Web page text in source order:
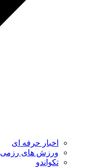
اخبار حرفه ای
ورزش های رزمی
تکواندو